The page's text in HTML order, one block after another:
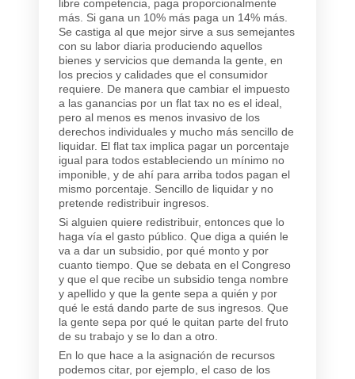
libre competencia, paga proporcionalmente
más. Si gana un 10% más paga un 14% más.
Se castiga al que mejor sirve a sus semejantes
con su labor diaria produciendo aquellos
bienes y servicios que demanda la gente, en
los precios y calidades que el consumidor
requiere. De manera que cambiar el impuesto
a las ganancias por un flat tax no es el ideal,
pero al menos es menos invasivo de los
derechos individuales y mucho más sencillo de
liquidar. El flat tax implica pagar un porcentaje
igual para todos estableciendo un mínimo no
imponible, y de ahí para arriba todos pagan el
mismo porcentaje. Sencillo de liquidar y no
pretende redistribuir ingresos.
Si alguien quiere redistribuir, entonces que lo
haga vía el gasto público. Que diga a quién le
va a dar un subsidio, por qué monto y por
cuanto tiempo. Que se debata en el Congreso
y que el que recibe un subsidio tenga nombre
y apellido y que la gente sepa a quién y por
qué le está dando parte de sus ingresos. Que
la gente sepa por qué le quitan parte del fruto
de su trabajo y se lo dan a otro.
En lo que hace a la asignación de recursos
podemos citar, por ejemplo, el caso de los